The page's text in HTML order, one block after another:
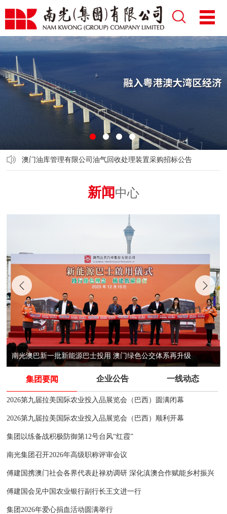
2 4
澳门油库管理有限公司油气回收处理装置采购招标公告
新闻中心
南光澳巴新一批新能源巴士投用 澳门绿色公交体系再升级
集团要闻 企业公告 一线动态
2026第九届拉美国际农业投入品展览会（巴西）圆满闭幕
2026第九届拉美国际农业投入品展览会（巴西）顺利开幕
集团以练备战积极防御第12号台风“红霞”
南光集团召开2026年高级职称评审会议
傅建国携澳门社会各界代表赴禄劝调研 深化滇澳合作赋能乡村振兴
傅建国会见中国农业银行副行长王文进一行
集团2026年爱心捐血活动圆满举行